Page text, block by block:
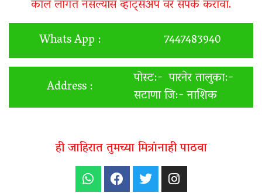
कॉल लागत नसल्यास व्हाट्सअँप वर संपर्क करावा.
Whats App :
7447483940
Address : पोस्ट:- पारनेर तालुका:-
सटाणा जि:- नाशिक
ही जाहिरात तुमच्या मित्रांनाही पाठवा